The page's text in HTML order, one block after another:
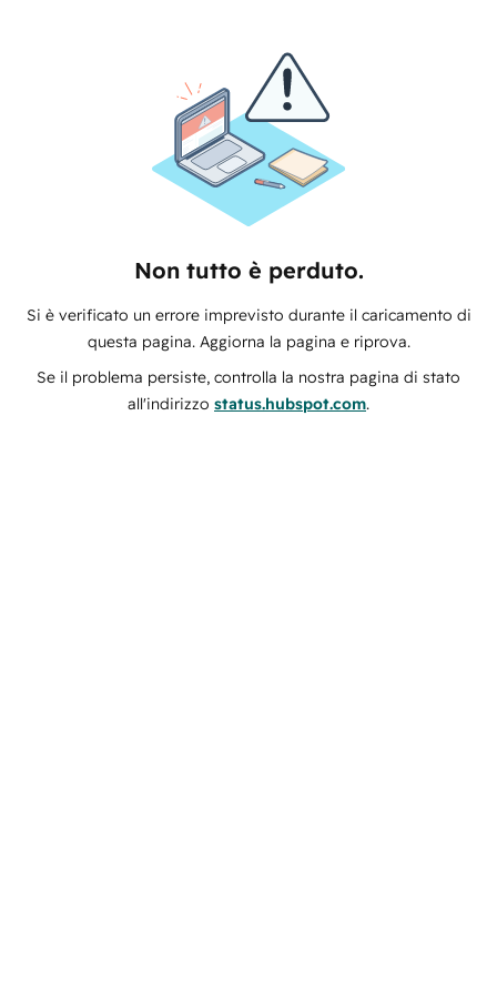
Non tutto è perduto.
Si è verificato un errore imprevisto durante il caricamento di
questa pagina. Aggiorna la pagina e riprova.
Se il problema persiste, controlla la nostra pagina di stato
all'indirizzo status.hubspot.com.